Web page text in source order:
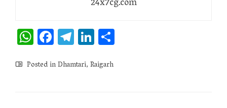
24x7cg.com
WhatsApp
Facebook
Telegram
LinkedIn
Posted inDhamtari,Raigarh